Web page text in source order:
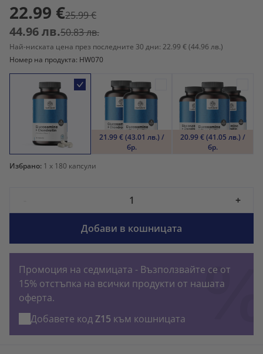
22.99 €25.99 €
44.96 лв.50.83 лв.
Най-ниската цена през последните 30 дни: 22.99 €(44.96 лв.)
Номер на продукта: HW070
21.99 € (43.01 лв.) /
бр.
20.99 € (41.05 лв.) /
бр.
Избрано: 1 x 180 капсули
+
Добави в кошницата
Промоция на седмицата - Възползвайте се от
15% отстъпка на всички продукти от нашата
оферта.
Добавете кодZ15 към кошницата